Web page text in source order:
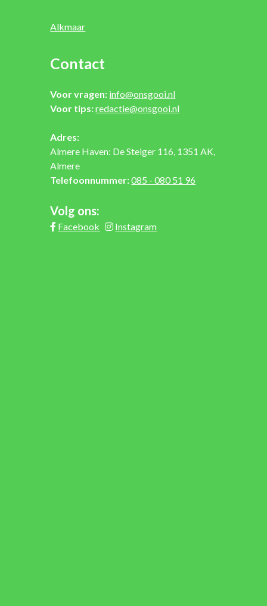
Alkmaar
Contact
Voor vragen: info@onsgooi.nl
Voor tips:redactie@onsgooi.nl
Adres:
Almere Haven: De Steiger 116, 1351 AK,
Almere
Telefoonnummer:085 - 080 51 96
Volg ons:
Facebook Instagram